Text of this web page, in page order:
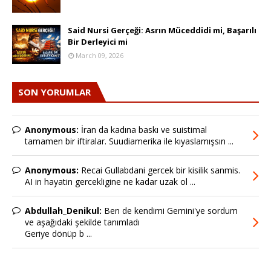
Said Nursi Gerçeği: Asrın Müceddidi mi, Başarılı
Bir Derleyici mi
March 09, 2026
SON YORUMLAR
Anonymous: İran da kadına baskı ve suistimal
tamamen bir iftiralar. Suudiamerika ile kıyaslamışsın ...
Anonymous: Recai Gullabdani gercek bir kisilik sanmis.
AI in hayatin gercekligine ne kadar uzak ol ...
Abdullah_Denikul: Ben de kendimi Gemini'ye sordum
ve aşağıdaki şekilde tanımladı
Geriye dönüp b ...